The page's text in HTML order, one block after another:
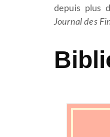
depuis plus
Journal des